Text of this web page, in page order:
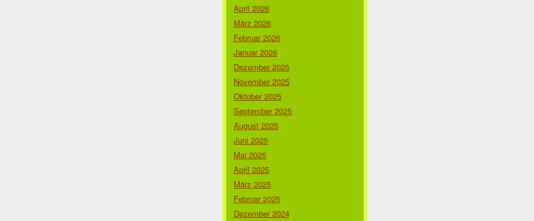
April 2026
März 2026
Februar 2026
Januar 2026
Dezember 2025
November 2025
Oktober 2025
September 2025
August 2025
Juni 2025
Mai 2025
April 2025
März 2025
Februar 2025
Dezember 2024